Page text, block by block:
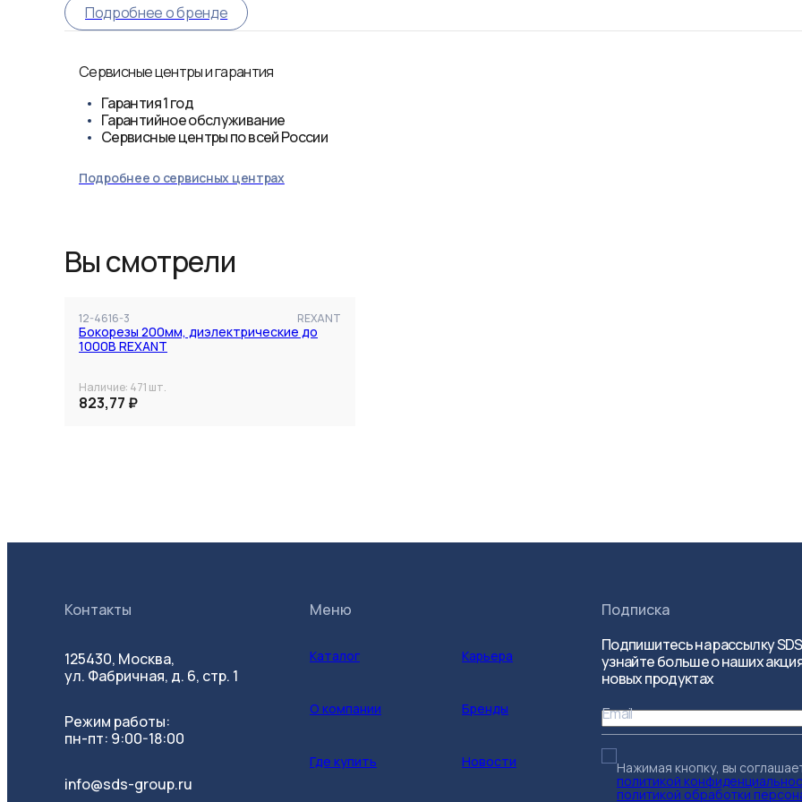
Подробнее о бренде
Сервисные центры и гарантия
Гарантия1 год
Гарантийное обслуживание
Сервисные центры по всей России
Подробнее о сервисных центрах
Вы смотрели
12-4616-3 REXANT
Бокорезы 200мм, диэлектрические до
1000В REXANT
Наличие: 471 шт.
823,77 ₽
Контакты
125430, Москва,
ул. Фабричная, д. 6, стр. 1
Режим работы:
пн-пт: 9:00-18:00
info@sds-group.ru
Меню
Каталог Карьера
О компании Бренды
Где купить Новости
Подписка
Подпишитесь на рассылку
узнайте больше о наших
новых продуктах
Email
Нажимая кнопку, вы
политикой
политикой обработки